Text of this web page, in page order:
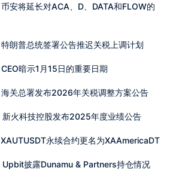
币安将延长对ACA、D、DATA和FLOW的
特朗普总统签署公告推迟关税上调计划
CEO暗示1月15日的重要日期
海关总署发布2026年关税调整方案公告
新火科技控股发布2025年度业绩公告
XAUTUSDT永续合约更名为XAAmericaDT
Upbit披露Dunamu & Partners持仓情况